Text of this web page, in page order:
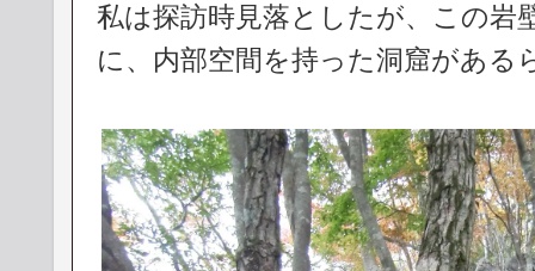
私は探訪時見落としたが、この岩
に、内部空間を持った洞窟がある